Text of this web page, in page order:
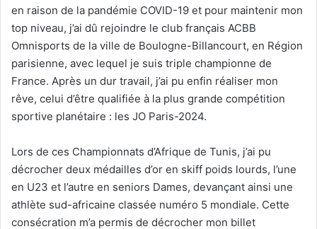
en raison de la pandémie COVID-19 et pour maintenir mon
top niveau, j’ai dû rejoindre le club français ACBB
Omnisports de la ville de Boulogne-Billancourt, en Région
parisienne, avec lequel je suis triple championne de
France. Après un dur travail, j’ai pu enfin réaliser mon
rêve, celui d’être qualifiée à la plus grande compétition
sportive planétaire : les JO Paris-2024.
Lors de ces Championnats d’Afrique de Tunis, j’ai pu
décrocher deux médailles d’or en skiff poids lourds, l’une
en U23 et l’autre en seniors Dames, devançant ainsi une
athlète sud-africaine classée numéro 5 mondiale. Cette
consécration m’a permis de décrocher mon billet